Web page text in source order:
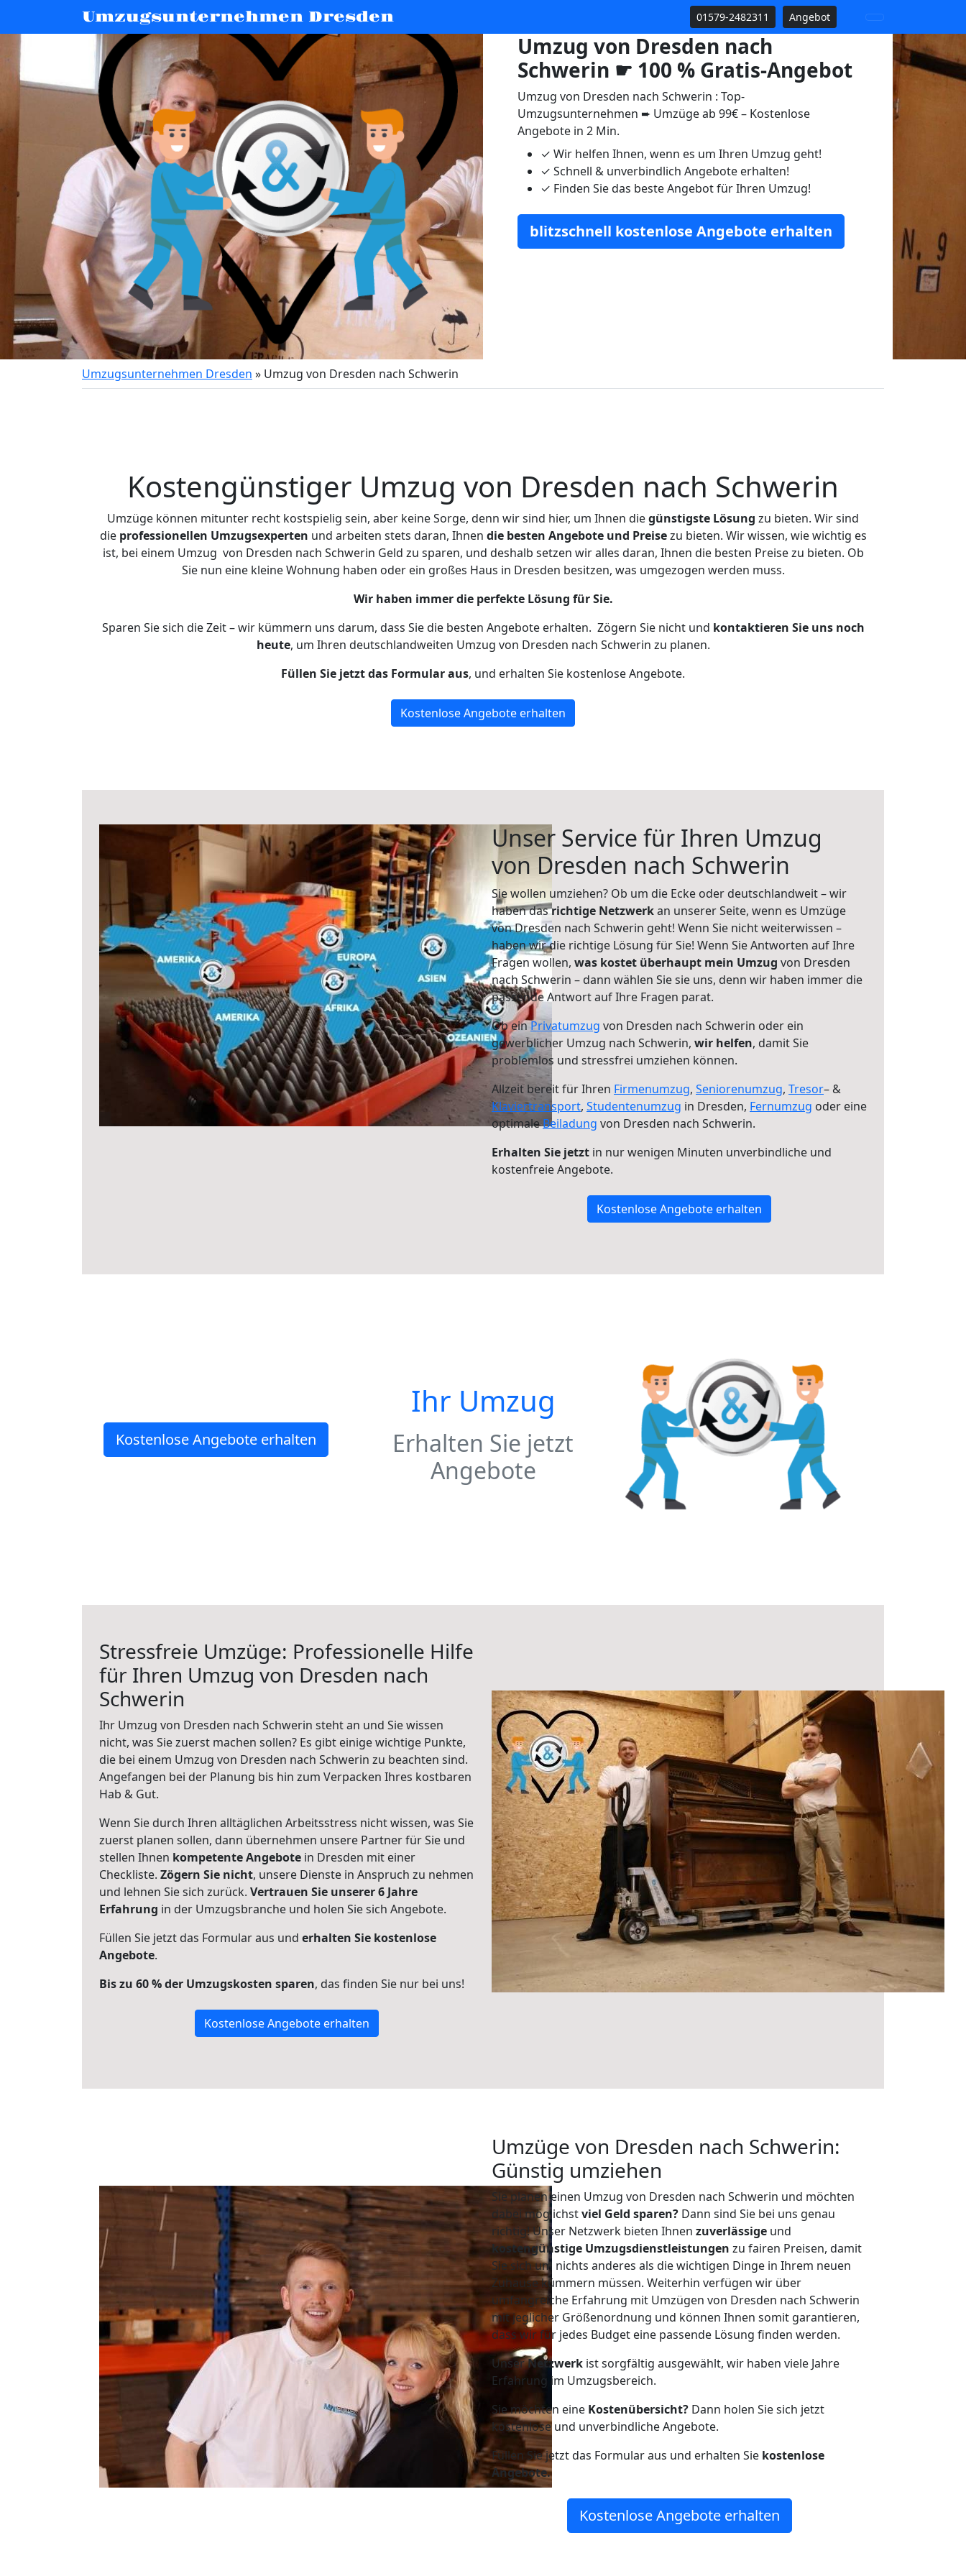
Umzugsunternehmen Dresden 01579-2482311 Angebot
Umzug von Dresden nach
Schwerin ☛ 100 % Gratis-Angebot
Umzug von Dresden nach Schwerin : Top-
Umzugsunternehmen ➨ Umzüge ab 99€ – Kostenlose
Angebote in 2 Min.
✓ Wir helfen Ihnen, wenn es um Ihren Umzug geht!
✓ Schnell & unverbindlich Angebote erhalten!
✓ Finden Sie das beste Angebot für Ihren Umzug!
blitzschnell kostenlose Angebote erhalten
Umzugsunternehmen Dresden » Umzug von Dresden nach Schwerin
Kostengünstiger Umzug von Dresden nach Schwerin
Umzüge können mitunter recht kostspielig sein, aber keine Sorge, denn wir sind hier, um Ihnen diegünstigste Lösung zu bieten. Wir sind
die professionellen Umzugsexperten und arbeiten stets daran, Ihnen die besten Angebote und Preisezu bieten. Wir wissen, wie wichtig es
ist, bei einem Umzug von Dresden nach Schwerin Geld zu sparen, und deshalb setzen wir alles daran, Ihnen die besten Preise zu bieten. Ob
Sie nun eine kleine Wohnung haben oder ein großes Haus in Dresden besitzen, was umgezogen werden muss.
Wir haben immer die perfekte Lösung für Sie.
Sparen Sie sich die Zeit – wir kümmern uns darum, dass Sie die besten Angebote erhalten. Zögern Sie nicht und kontaktieren Sie uns noch
heute, um Ihren deutschlandweiten Umzug von Dresden nach Schwerin zu planen.
Füllen Sie jetzt das Formular aus, und erhalten Sie kostenlose Angebote.
Kostenlose Angebote erhalten
Unser Service für Ihren Umzug
von Dresden nach Schwerin
Sie wollen umziehen? Ob um die Ecke oder deutschlandweit – wir
haben dasrichtige Netzwerkan unserer Seite, wenn es Umzüge
von Dresden nach Schwerin geht! Wenn Sie nicht weiterwissen –
haben wir die richtige Lösung für Sie! Wenn Sie Antworten auf Ihre
Fragen wollen, was kostet überhaupt mein Umzug von Dresden
nach Schwerin – dann wählen Sie sie uns, denn wir haben immer die
passende Antwort auf Ihre Fragen parat.
Ob einPrivatumzug von Dresden nach Schwerin oder ein
gewerblicher Umzug nach Schwerin, wir helfen, damit Sie
problemlos und stressfrei umziehen können.
Allzeit bereit für Ihren Firmenumzug, Seniorenumzug, Tresor– &
Klaviertransport, Studentenumzug in Dresden, Fernumzug oder eine
optimaleBeiladung von Dresden nach Schwerin.
Erhalten Sie jetzt in nur wenigen Minuten unverbindliche und
kostenfreie Angebote.
Kostenlose Angebote erhalten
Kostenlose Angebote erhalten
Ihr Umzug
Erhalten Sie jetzt
Angebote
Stressfreie Umzüge: Professionelle Hilfe
für Ihren Umzug von Dresden nach
Schwerin
Ihr Umzug von Dresden nach Schwerin steht an und Sie wissen
nicht, was Sie zuerst machen sollen? Es gibt einige wichtige Punkte,
die bei einem Umzug von Dresden nach Schwerin zu beachten sind.
Angefangen bei der Planung bis hin zum Verpacken Ihres kostbaren
Hab & Gut.
Wenn Sie durch Ihren alltäglichen Arbeitsstress nicht wissen, was Sie
zuerst planen sollen, dann übernehmen unsere Partner für Sie und
stellen Ihnen kompetente Angebote in Dresden mit einer
Checkliste. Zögern Sie nicht, unsere Dienste in Anspruch zu nehmen
und lehnen Sie sich zurück. Vertrauen Sie unserer 6 Jahre
Erfahrung in der Umzugsbranche und holen Sie sich Angebote.
Füllen Sie jetzt das Formular aus und erhalten Sie kostenlose
Angebote.
Bis zu 60 % der Umzugskosten sparen, das finden Sie nur bei uns!
Kostenlose Angebote erhalten
Umzüge von Dresden nach Schwerin:
Günstig umziehen
Sie planen einen Umzug von Dresden nach Schwerin und möchten
dabei möglichstviel Geld sparen? Dann sind Sie bei uns genau
richtig! Unser Netzwerk bieten Ihnen zuverlässige und
kostengünstige Umzugsdienstleistungen zu fairen Preisen, damit
Sie sich um nichts anderes als die wichtigen Dinge in Ihrem neuen
Zuhause kümmern müssen. Weiterhin verfügen wir über
umfangreiche Erfahrung mit Umzügen von Dresden nach Schwerin
mit jeglicher Größenordnung und können Ihnen somit garantieren,
dass wir für jedes Budget eine passende Lösung finden werden.
UnserNetzwerk ist sorgfältig ausgewählt, wir haben viele Jahre
Erfahrung im Umzugsbereich.
Sie möchten eine Kostenübersicht? Dann holen Sie sich jetzt
kostenlose und unverbindliche Angebote.
Füllen Sie jetzt das Formular aus und erhalten Sie kostenlose
Angebote.
Kostenlose Angebote erhalten